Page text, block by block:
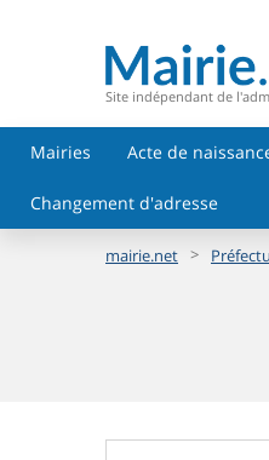
Site indépendant de
Mairies Acte de
Changement d'adresse
mairie.net >